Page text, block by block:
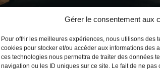
Gérer le consentement aux
Pour offrir les meilleures expériences, nous utilisons des
cookies pour stocker et/ou accéder aux informations des
ces technologies nous permettra de traiter des données
navigation ou les ID uniques sur ce site. Le fait de ne pas